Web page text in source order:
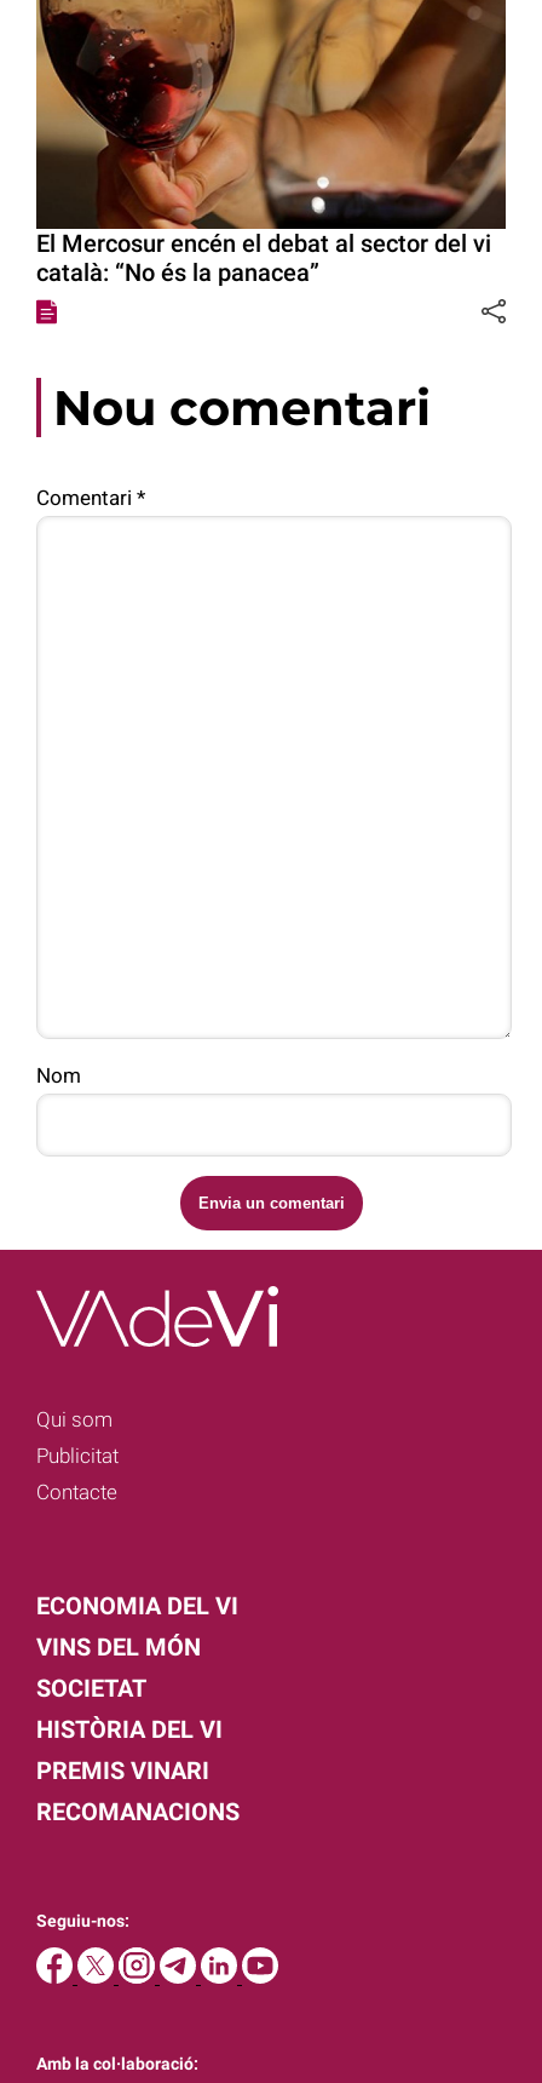
El Mercosur encén el debat al sector del vi
català: “No és la panacea”
Nou comentari
Comentari *
Nom
Qui som
Publicitat
Contacte
ECONOMIA DEL VI
VINS DEL MÓN
SOCIETAT
HISTÒRIA DEL VI
PREMIS VINARI
RECOMANACIONS
Seguiu-nos:
Amb la col·laboració: